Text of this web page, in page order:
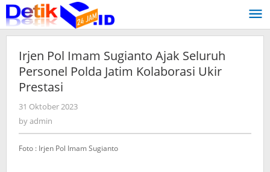
Skip
to
content
Irjen Pol Imam Sugianto Ajak Seluruh
Personel Polda Jatim Kolaborasi Ukir
Prestasi
31 Oktober 2023
byadmin
Foto : Irjen Pol Imam Sugianto